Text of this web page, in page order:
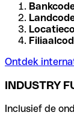
Ontdek
INDUSTRY
Inclusief de